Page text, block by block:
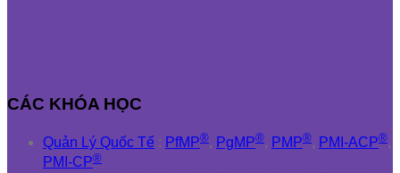
CÁC KHÓA HỌC
Quản Lý Quốc Tế : PfMP®, PgMP®, PMP®, PMI-ACP®,
PMI-CP®